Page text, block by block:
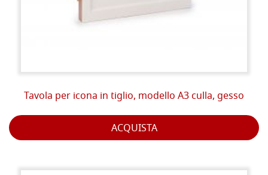
Tavola per icona in tiglio, modello A3 culla, gesso
ACQUISTA